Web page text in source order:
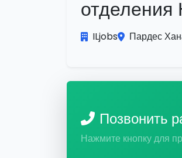
ILjobs Пардес
Позвонить
Нажмите кнопку для